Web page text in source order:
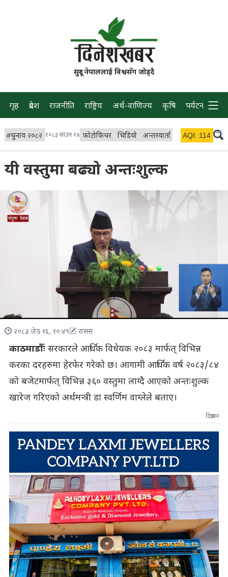
सुदूर नेपाललाई विश्वसँग जोड्दै
गृह प्रदेश राजनीति राष्ट्रिय अर्थ-वाणिज्य कृषि पर्यटन प्रवास
#चुनाव २०८२ २०८३ साउन २४ फोटोफिचर भिडियो अन्तरवार्ता विचार/ब्लग
AQI: 114
यी वस्तुमा बढ्यो अन्तःशुल्क
२०८३ जेठ १६, १०:४९ रासस
काठमाडौँः सरकारले आर्थिक विधेयक २०८३ मार्फत् विभिन्न
करका दरहरुमा हेरफेर गरेको छ। आगामी आर्थिक वर्ष २०८३/८४
को बजेटमार्फत् विभिन्न ३६० वस्तुमा लाग्दै आएको अन्तःशुल्क
खारेज गरिएको अर्थमन्त्री डा स्वर्णिम वाग्लेले बताए।
विज्ञापन